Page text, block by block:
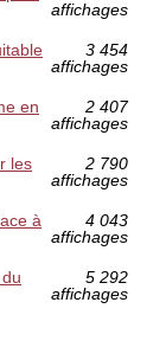
affichages
3 454
affichages
en
2 407
affichages
les
2 790
affichages
à
4 043
affichages
5 292
affichages